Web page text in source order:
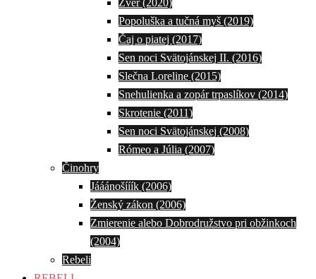
Popoluška a tučná myš (2019)
Čaj o piatej (2017)
Sen noci Svätojánskej II. (2016)
Slečna Loreline (2015)
Snehulienka a zopár trpaslíkov (2014)
Skrotenie (2011)
Sen noci Svätojánskej (2008)
Rómeo a Júlia (2007)
Činohry
Jááánošííík (2006)
Ženský zákon (2006)
Zmierenie alebo Dobrodružstvo pri obžinkoch
(2004)
Rebeli